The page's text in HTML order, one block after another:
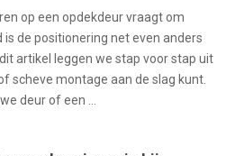
op een opdekdeur vraagt om
is de positionering net even anders
artikel leggen we stap voor stap uit
scheve montage aan de slag kunt.
deur of een ...